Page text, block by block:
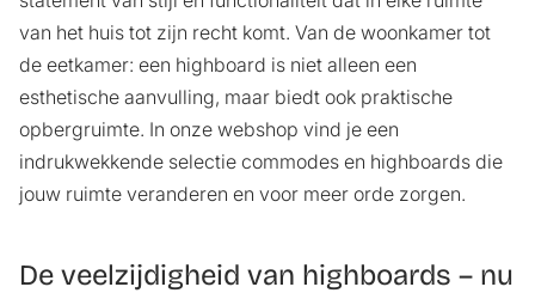
van het huis tot zijn recht komt. Van de woonkamer tot
de eetkamer: een highboard is niet alleen een
esthetische aanvulling, maar biedt ook praktische
opbergruimte. In onze webshop vind je een
indrukwekkende selectie commodes en highboards die
jouw ruimte veranderen en voor meer orde zorgen.
De veelzijdigheid van highboards – nu